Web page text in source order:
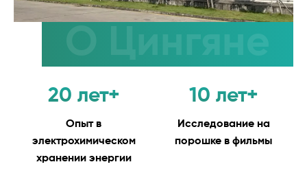
20 лет+
Опыт в
электрохимическом
хранении энергии
10 лет+
Исследование на
порошке в фильмы